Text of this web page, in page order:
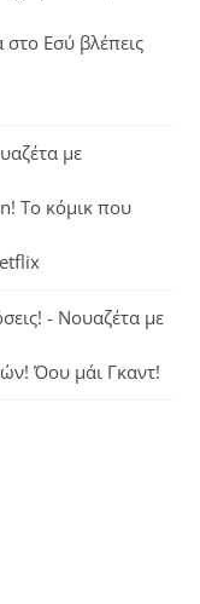
στο Εσύ βλέπεις
με
Το κόμικ που
- Νουαζέτα με
Όου μάι Γκαντ!